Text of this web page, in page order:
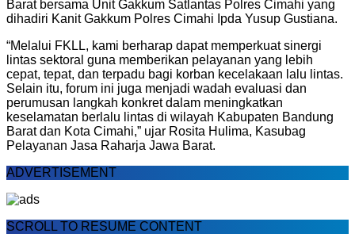
Barat bersama Unit Gakkum Satlantas Polres Cimahi yang
dihadiri Kanit Gakkum Polres Cimahi Ipda Yusup Gustiana.
“Melalui FKLL, kami berharap dapat memperkuat sinergi
lintas sektoral guna memberikan pelayanan yang lebih
cepat, tepat, dan terpadu bagi korban kecelakaan lalu lintas.
Selain itu, forum ini juga menjadi wadah evaluasi dan
perumusan langkah konkret dalam meningkatkan
keselamatan berlalu lintas di wilayah Kabupaten Bandung
Barat dan Kota Cimahi,” ujar Rosita Hulima, Kasubag
Pelayanan Jasa Raharja Jawa Barat.
ADVERTISEMENT
SCROLL TO RESUME CONTENT